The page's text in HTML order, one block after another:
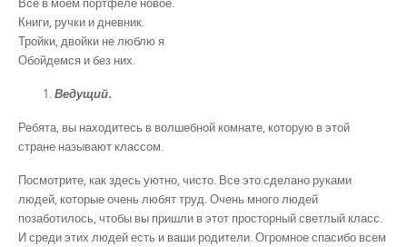
Книги, ручки и дневник.
Тройки, двойки не люблю я
Обойдемся и без них.
Ведущий.
Ребята, вы находитесь в волшебной комнате, которую в этой
стране называют классом.
Посмотрите, как здесь уютно, чисто. Все это сделано руками
людей, которые очень любят труд. Очень много людей
позаботилось, чтобы вы пришли в этот просторный светлый класс.
И среди этих людей есть и ваши родители. Огромное спасибо всем